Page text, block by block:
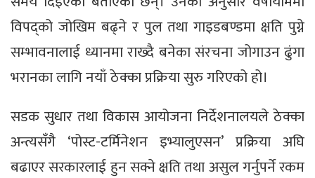
विपद्को जोखिम बढ्ने र पुल तथा गाइडबण्डमा क्षति पुग्ने
सम्भावनालाई ध्यानमा राख्दै बनेका संरचना जोगाउन ढुंगा
भरानका लागि नयाँ ठेक्का प्रक्रिया सुरु गरिएको हो।
सडक सुधार तथा विकास आयोजना निर्देशनालयले ठेक्का
अन्त्यसँगै ‘पोस्ट-टर्मिनेशन इभ्यालुएसन’ प्रक्रिया अघि
बढाएर सरकारलाई हुन सक्ने क्षति तथा असुल गर्नुपर्ने रकम